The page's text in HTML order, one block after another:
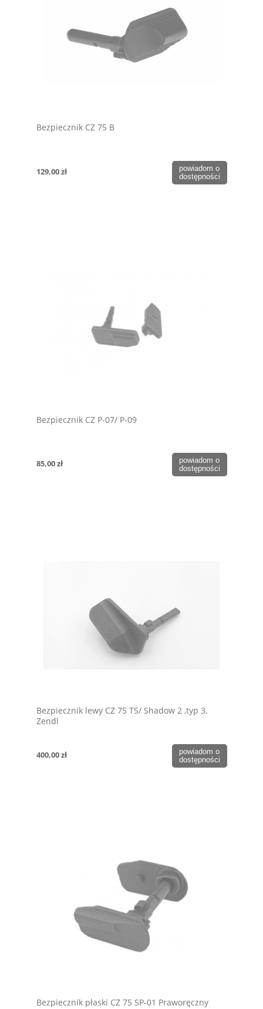
Bezpiecznik CZ 75 B
129,00 zł
powiadom o
dostępności
Bezpiecznik CZ P-07/ P-09
85,00 zł
powiadom o
dostępności
Bezpiecznik lewy CZ 75 TS/ Shadow 2 ,typ 3,
Zendl
400,00 zł
powiadom o
dostępności
Bezpiecznik płaski CZ 75 SP-01 Praworęczny